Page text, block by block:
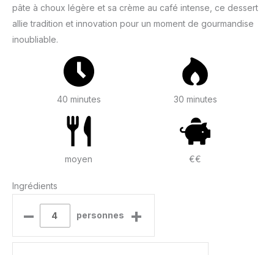
pâte à choux légère et sa crème au café intense, ce dessert
allie tradition et innovation pour un moment de gourmandise
inoubliable.
40 minutes 30 minutes
moyen €€
Ingrédients
– personnes +